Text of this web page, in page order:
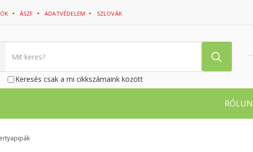
ÁSZF ADATVÉDELEM SZLOVÁK
Keresés csak a mi cikkszámaink között